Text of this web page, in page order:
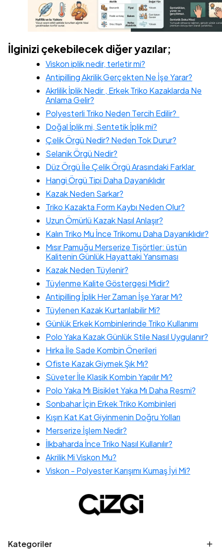
İlginizi çekebilecek diğer yazılar;
Viskon iplik nedir, terletir mi?
Antipilling Akrilik Gerçekten Ne İşe Yarar?
Akrlilik İplik Nedir , Erkek Triko Kazaklarda Ne
Anlama Gelir?
Polyesterli Triko Neden Tercih Edilir?
Doğal İplik mi, Sentetik İplik mi?
Çelik Örgü Nedir? Neden Tok Durur?
Selanik Örgü Nedir?
Düz Örgü İle Çelik Örgü Arasındaki Farklar
Hangi Örgü Tipi Daha Dayanıklıdır
Kazak Neden Sarkar?
Triko Kazakta Form Kaybı Neden Olur?
Uzun Ömürlü Kazak Nasıl Anlaşır?
Kalın Triko Mu İnce Trikomu Daha Dayanıklıdır?
Mısır Pamuğu Merserize Tişörtler: üstün
Kalitenin Günlük Hayattaki Yansıması
Kazak Neden Tüylenir?
Tüylenme Kalite Göstergesi Midir?
Antipilling İplik Her Zaman İşe Yarar Mı?
Tüylenen Kazak Kurtarılabilir Mi?
Günlük Erkek Kombinlerinde Triko Kullanımı
Polo Yaka Kazak Günlük Stile Nasıl Uygulanır?
Hırka İle Sade Kombin Önerileri
Ofiste Kazak Giymek Şık Mı?
Süveter İle Klasik Kombin Yapılır Mı?
Polo Yaka Mı Bisiklet Yaka Mı Daha Resmi?
Sonbahar İçin Erkek Triko Kombinleri
Kışın Kat Kat Giyinmenin Doğru Yolları
Merserize İşlem Nedir?
İlkbaharda İnce Triko Nasıl Kullanılır?
Akrilik Mi Viskon Mu?
Viskon - Polyester Karışımı Kumaş İyi Mi?
Kategoriler